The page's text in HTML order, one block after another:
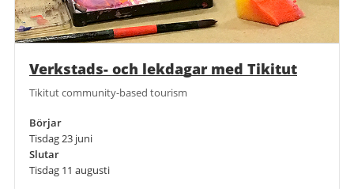
Verkstads- och lekdagar med Tikitut
Tikitut community-based tourism
Börjar
Tisdag 23 juni
Slutar
Tisdag 11 augusti